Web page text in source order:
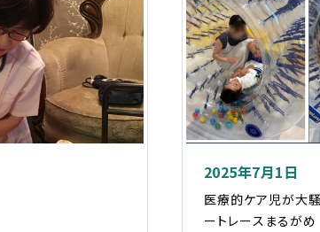
2025年7月1日
医療的ケア児が大騒
ートレースまるが